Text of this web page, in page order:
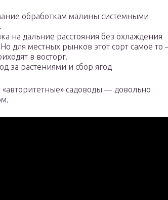
обработкам малины системными
на дальние расстояния без охлаждения
для местных рынков этот сорт самое то
в восторг.
за растениями и сбор ягод
садоводы — довольно